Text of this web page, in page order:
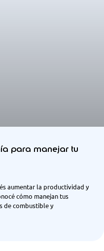
para manejar tu
aumentar la productividad y
cómo manejan tus
de combustible y